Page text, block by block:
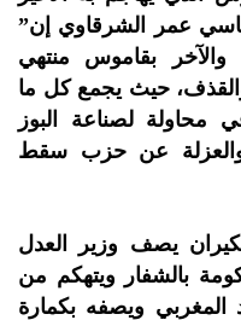
عمر الشرقاوي إن”
والآخر بقاموس منتهي
حيث يجمع كل ما
لصناعة البوز
والعزلة عن حزب سقط
يصف وزير العدل
بالشفار ويتهكم من
المغربي ويصفه بكمارة